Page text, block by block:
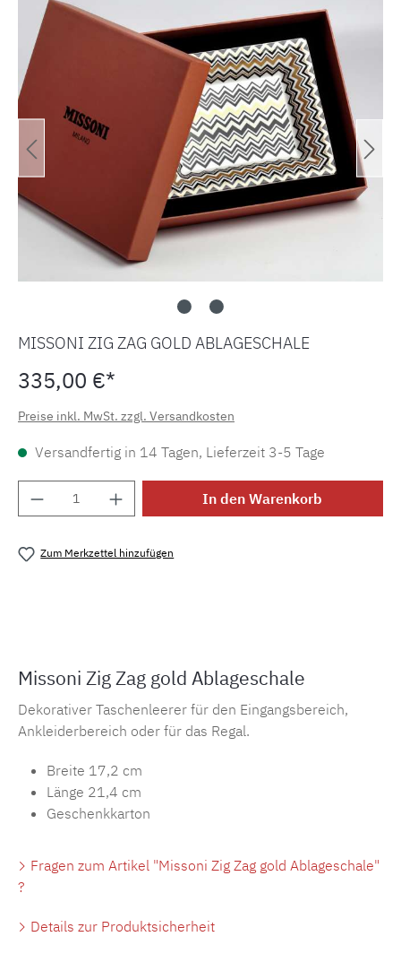
MISSONI ZIG ZAG GOLD ABLAGESCHALE
335,00 €*
Preise inkl. MwSt. zzgl. Versandkosten
Versandfertig in 14 Tagen, Lieferzeit 3-5 Tage
Produkt Anzahl: Gib den gewünschten
In den Warenkorb
Zum Merkzettel hinzufügen
Missoni Zig Zag gold Ablageschale
Dekorativer Taschenleerer für den Eingangsbereich,
Ankleiderbereich oder für das Regal.
Breite 17,2 cm
Länge 21,4 cm
Geschenkkarton
Fragen zum Artikel "Missoni Zig Zag gold Ablageschale"
?
Details zur Produktsicherheit